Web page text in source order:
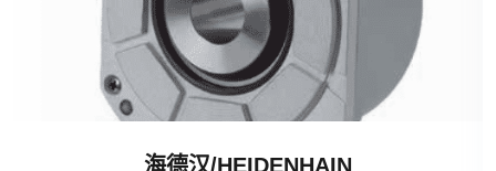
海德汉/HEIDENHAIN